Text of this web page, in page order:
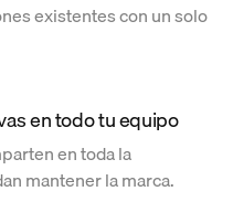
existentes con un solo
en todo tu equipo
en toda la
mantener la marca.